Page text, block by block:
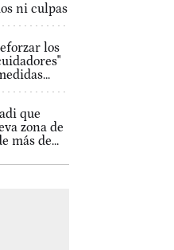
ni culpas
los
que
zona de
más de...